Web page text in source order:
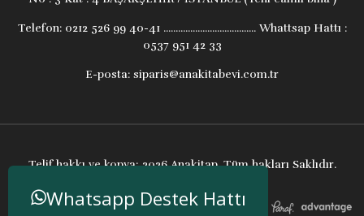
Telefon:0212 526 99 40-41 ...................................... Whattsap Hattı :
0537 951 42 33
E-posta: siparis@anakitabevi.com.tr
Telif hakkı ve kopya; 2026 Anakitap. Tüm hakları Saklıdır.
Whatsapp Destek Hattı